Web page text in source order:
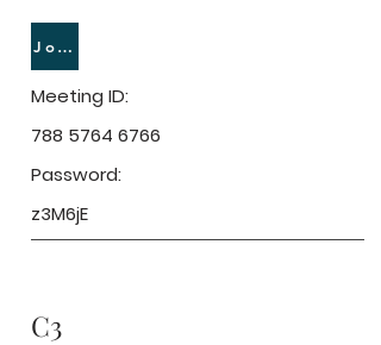
Join Meeting
Meeting ID:
788 5764 6766
Password:
z3M6jE
C3